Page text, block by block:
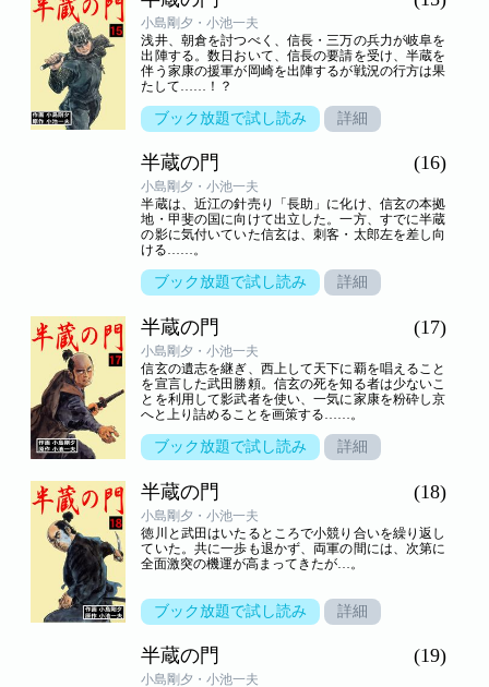
小島剛夕・小池一夫
浅井、朝倉を討つべく、信長・三万の兵力が岐阜を
出陣する。数日おいて、信長の要請を受け、半蔵を
伴う家康の援軍が岡崎を出陣するが戦況の行方は果
たして……！？
ブック放題で試し読み 詳細
半蔵の門 (16)
小島剛夕・小池一夫
半蔵は、近江の針売り「長助」に化け、信玄の本拠
地・甲斐の国に向けて出立した。一方、すでに半蔵
の影に気付いていた信玄は、刺客・太郎左を差し向
ける……。
ブック放題で試し読み 詳細
半蔵の門 (17)
小島剛夕・小池一夫
信玄の遺志を継ぎ、西上して天下に覇を唱えること
を宣言した武田勝頼。信玄の死を知る者は少ないこ
とを利用して影武者を使い、一気に家康を粉砕し京
へと上り詰めることを画策する……。
ブック放題で試し読み 詳細
半蔵の門 (18)
小島剛夕・小池一夫
徳川と武田はいたるところで小競り合いを繰り返し
ていた。共に一歩も退かず、両軍の間には、次第に
全面激突の機運が高まってきたが…。
ブック放題で試し読み 詳細
半蔵の門 (19)
小島剛夕・小池一夫